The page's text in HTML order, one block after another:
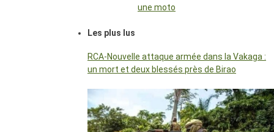
une moto
Les plus lus
RCA-Nouvelle attaque armée dans la Vakaga :
un mort et deux blessés près de Birao